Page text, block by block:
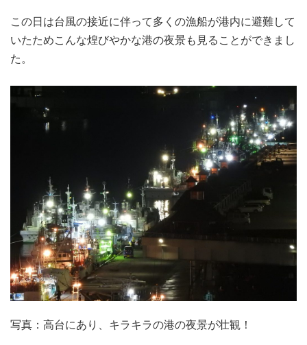
この日は台風の接近に伴って多くの漁船が港内に避難して
いたためこんな煌びやかな港の夜景も見ることができまし
た。
写真：高台にあり、キラキラの港の夜景が壮観！